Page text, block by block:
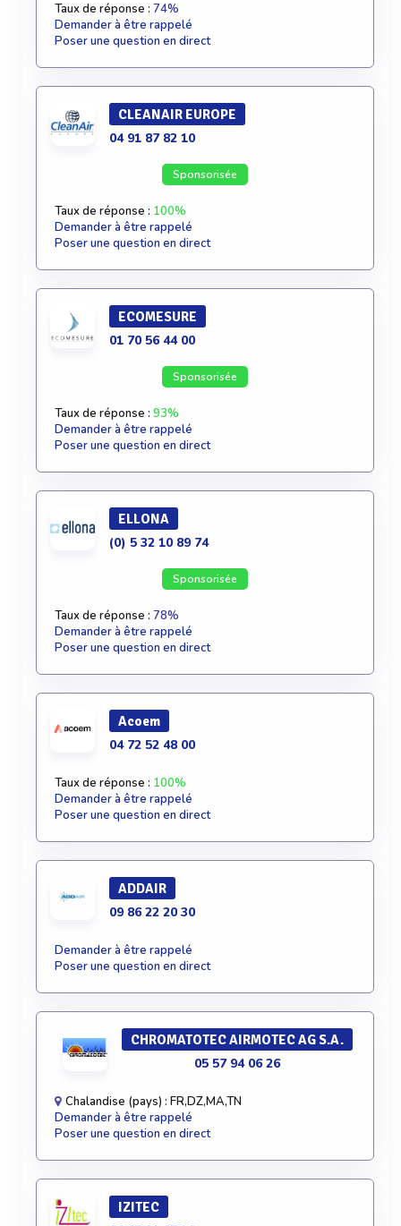
Taux de réponse : 74%
Demander à être rappelé
Poser une question en direct
CLEANAIR EUROPE
04 91 87 82 10
Sponsorisée
Taux de réponse : 100%
Demander à être rappelé
Poser une question en direct
ECOMESURE
01 70 56 44 00
Sponsorisée
Taux de réponse : 93%
Demander à être rappelé
Poser une question en direct
ELLONA
(0) 5 32 10 89 74
Sponsorisée
Taux de réponse : 78%
Demander à être rappelé
Poser une question en direct
Acoem
04 72 52 48 00
Taux de réponse : 100%
Demander à être rappelé
Poser une question en direct
ADDAIR
09 86 22 20 30
Demander à être rappelé
Poser une question en direct
CHROMATOTEC AIRMOTEC AG S.A.
05 57 94 06 26
Chalandise (pays) : FR,DZ,MA,TN
Demander à être rappelé
Poser une question en direct
IZITEC